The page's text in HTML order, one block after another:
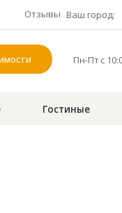
Ваш город:
Пн-Пт с
Отзывы
Гостиные